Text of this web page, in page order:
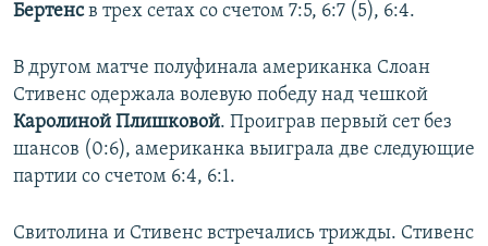
Бертенсв трех сетах со счетом 7:5, 6:7 (5), 6:4.
В другом матче полуфинала американка Слоан
Стивенс одержала волевую победу над чешкой
Каролиной Плишковой. Проиграв первый сет без
шансов (0:6), американка выиграла две следующие
партии со счетом 6:4, 6:1.
Свитолина и Стивенс встречались трижды. Стивенс